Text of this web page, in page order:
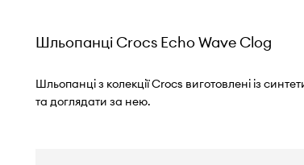
Шльопанці Crocs Echo Wave Clog
Шльопанці з колекції Crocs виготовлені із
та доглядати за нею.